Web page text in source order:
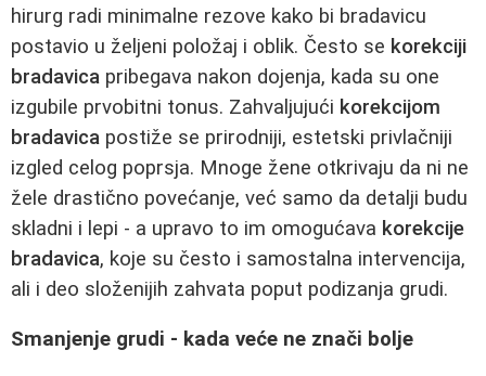
hirurg radi minimalne rezove kako bi bradavicu
postavio u željeni položaj i oblik. Često se korekciji
bradavica pribegava nakon dojenja, kada su one
izgubile prvobitni tonus. Zahvaljujući korekcijom
bradavica postiže se prirodniji, estetski privlačniji
izgled celog poprsja. Mnoge žene otkrivaju da ni ne
žele drastično povećanje, već samo da detalji budu
skladni i lepi - a upravo to im omogućava korekcije
bradavica, koje su često i samostalna intervencija,
ali i deo složenijih zahvata poput podizanja grudi.
Smanjenje grudi - kada veće ne znači bolje